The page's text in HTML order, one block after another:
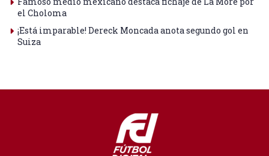
el Choloma
¡Está imparable! Dereck Moncada anota segundo gol en
Suiza